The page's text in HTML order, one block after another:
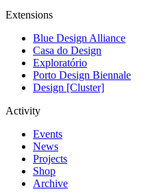
Extensions
Blue Design Alliance
Casa do Design
Exploratório
Porto Design Biennale
Design [Cluster]
Activity
Events
News
Projects
Shop
Archive